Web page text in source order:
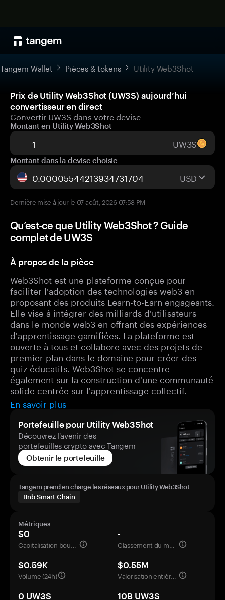
Tangem Wallet Pièces & tokens Utility Web3Shot
Prix de Utility Web3Shot (UW3S) aujourd’hui —
convertisseur en direct
Convertir UW3S dans votre devise
Montant en Utility Web3Shot
UW3S
Montant dans la devise choisie
USD
Dernière mise à jour le 07 août, 2026 07:58 PM
Qu’est-ce que Utility Web3Shot ? Guide
complet de UW3S
À propos de la pièce
Web3Shot est une plateforme conçue pour
faciliter l'adoption des technologies web3 en
proposant des produits Learn-to-Earn engageants.
Elle vise à intégrer des milliards d'utilisateurs
dans le monde web3 en offrant des expériences
d'apprentissage gamifiées. La plateforme est
ouverte à tous et collabore avec des projets de
premier plan dans le domaine pour créer des
quiz éducatifs. Web3Shot se concentre
également sur la construction d'une communauté
solide centrée sur l'apprentissage collectif.
En savoir plus
Portefeuille pour Utility Web3Shot
Découvrez l'avenir des
portefeuilles crypto avec Tangem
Obtenir le portefeuille
Tangem prend en charge les réseaux pour Utility Web3Shot
Bnb Smart Chain
Métriques
$0
Capitalisation boursière
-
Classement du marché
$0.59K
Volume (24h)
$0.55M
Valorisation entièrement diluée
0 UW3S
10B UW3S